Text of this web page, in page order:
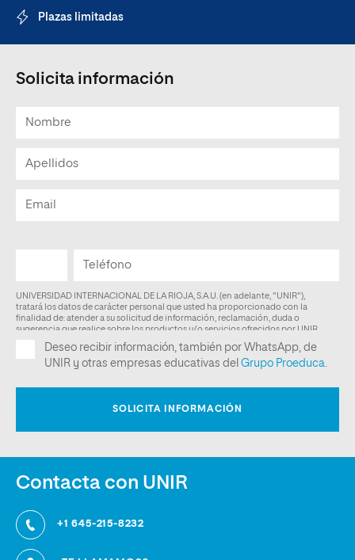
Plazas limitadas
Solicita información
Contacta con UNIR
+1 645-215-8232